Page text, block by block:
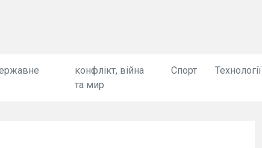
конфлікт, війна
та мир
Спорт Технології